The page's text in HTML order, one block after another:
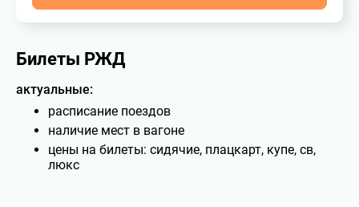
Билеты РЖД
актуальные:
расписание поездов
наличие мест в вагоне
цены на билеты: сидячие, плацкарт, купе, св,
люкс